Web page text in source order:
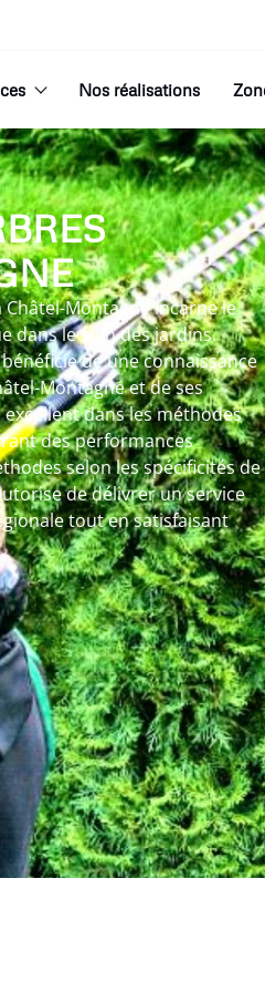
Nos réalisations
Montagne incarne le
dans le soin des jardins.
de une connaissance
Montagne et de ses
dans les méthodes
des performances
selon les spécificités de
de délivrer un service
tout en satisfaisant